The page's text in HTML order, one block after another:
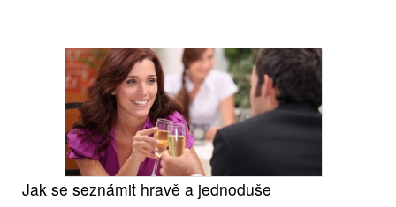
Jak se seznámit hravě a jednoduše